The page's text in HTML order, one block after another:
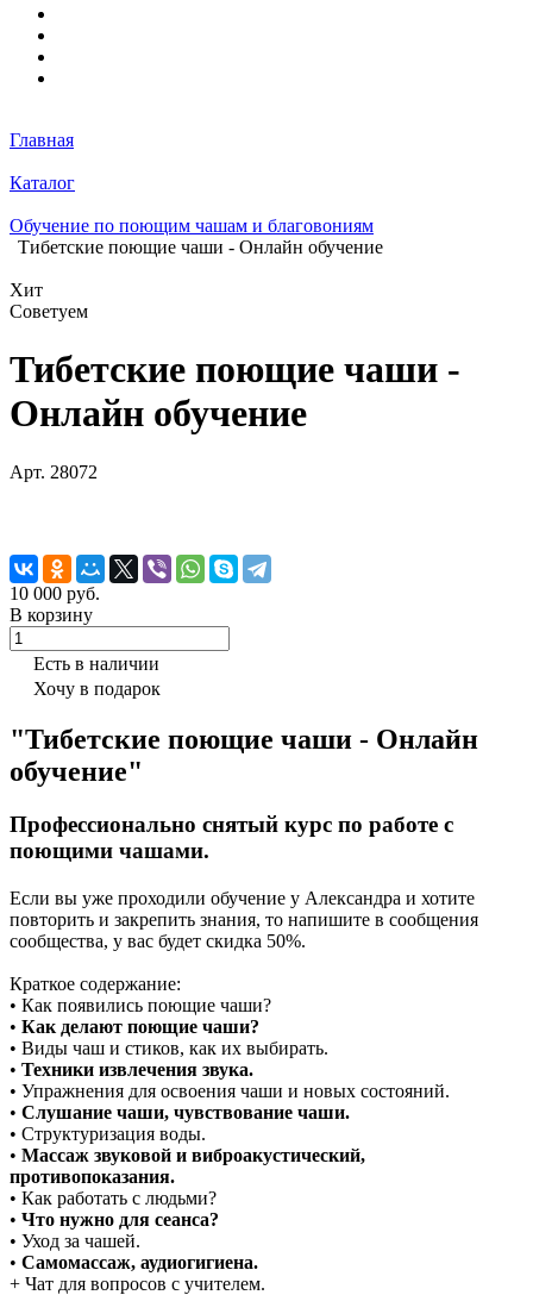
Главная
Каталог
Обучение по поющим чашам и благовониям
Тибетские поющие чаши - Онлайн обучение
Хит
Советуем
Тибетские поющие чаши -
Онлайн обучение
Арт. 28072
10 000 руб.
В корзину
Есть в наличии
Хочу в подарок
"Тибетские поющие чаши - Онлайн
обучение"
Профессионально снятый курс по работе с
поющими чашами.
Если вы уже проходили обучение у Александра и хотите
повторить и закрепить знания, то напишите в сообщения
сообщества, у вас будет скидка 50%.
Краткое содержание:
• Как появились поющие чаши?
• Как делают поющие чаши?
• Виды чаш и стиков, как их выбирать.
• Техники извлечения звука.
• Упражнения для освоения чаши и новых состояний.
• Слушание чаши, чувствование чаши.
• Структуризация воды.
• Массаж звуковой и виброакустический,
противопоказания.
• Как работать с людьми?
• Что нужно для сеанса?
• Уход за чашей.
• Самомассаж, аудиогигиена.
+ Чат для вопросов с учителем.